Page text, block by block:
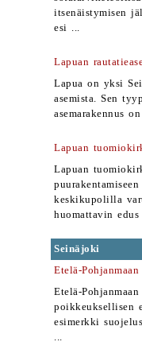
itsenäistymisen
esi ...
Lapuan
Lapua on yksi
asemista. Sen
asemarakennus
Lapuan
Lapuan
keskikupolilla
huomattavin edus
Seinäjoki
Etelä-
Etelä-
poikkeuksellisen
esimerkki
...